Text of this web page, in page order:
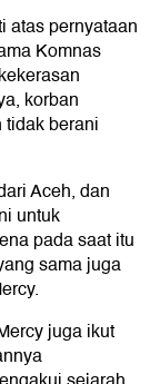
atas pernyataan
Komnas
korban
berani
Aceh, dan
untuk
pada saat itu
sama juga
juga ikut